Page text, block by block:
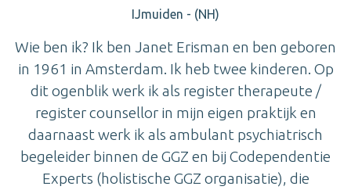
IJmuiden - (NH)
Wie ben ik? Ik ben Janet Erisman en ben geboren
in 1961 in Amsterdam. Ik heb twee kinderen. Op
dit ogenblik werk ik als register therapeute /
register counsellor in mijn eigen praktijk en
daarnaast werk ik als ambulant psychiatrisch
begeleider binnen de GGZ en bij Codependentie
Experts (holistische GGZ organisatie), die